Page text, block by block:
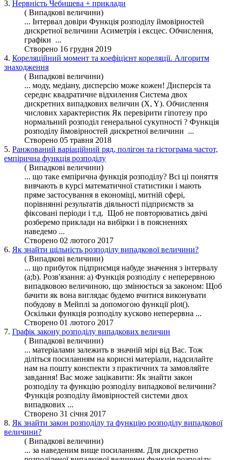
3. Нервність Чебишева + приклади
( Випадкові величини)
... Інтервал довіри Функція розподілу ймовірностей
дискретної величини Асиметрія і ексцес. Обчислення,
графіки ...
Створено 16 грудня 2019
4. Кореляційний момент та коефіцієнт кореляції. Алгоритм
знаходження
( Випадкові величини)
... моду, медіану, дисперсію може кожен! Дисперсія та
середнє квадратичне відхилення Система двох
дискретних випадкових величин (X, Y). Обчислення
числових характеристик Як перевірити гіпотезу про
нормальний розподіл генеральної сукупності ? Функція
розподілу ймовірностей дискретної величини ...
Створено 05 травня 2018
5. Ранжований варіаційний ряд, полігон та гістограма частот,
емпірична функція розподілу
( Випадкові величини)
... що таке емпірична функція розподілу? Всі ці поняття
вивчають в курсі математичної статистики і мають
пряме застосування в економіці, митній сфері,
порівнянні результатів діяльності підприємств за
фіксовані періоди і т.д. Щоб не повторюватись двічі
розберемо приклади на вибірки і в поясненнях
наведемо ...
Створено 02 лютого 2017
6. Як знайти щільність розподілу випадкової величини?
( Випадкові величини)
... що прибуток підприємця набуде значення з інтервалу
(a;b). Розв'язання: а) Функція розподілу є неперервною
випадковою величиною, що змінюється за законом: Щоб
бачити як вона виглядає будемо вчитися виконувати
побудову в Мейплі за допомогою функції plot().
Оскільки функція розподілу кусково неперервна ...
Створено 01 лютого 2017
7. Графік закону розподілу випадкових величин
( Випадкові величини)
... матеріалами залежить в значній мірі від Вас. Тож
діліться посиланням на корисні матеріали, надсилайте
нам на пошту конспекти з практичних та замовляйте
завдання! Вас може зацікавити: Як знайти закон
розподілу та функцію розподілу випадкової величини?
Функція розподілу ймовірностей системи двох
випадкових ...
Створено 31 січня 2017
8. Як знайти закон розподілу та функцію розподілу випадкової
величини?
( Випадкові величини)
... за наведеним вище посиланням. Для дискретно